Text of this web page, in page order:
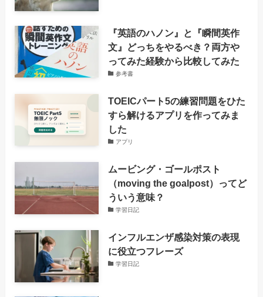
『英語のハノン』と『瞬間英作
文』どっちをやるべき？両方や
ってみた経験から比較してみた
参考書
TOEICパート5の練習問題をひた
すら解けるアプリを作ってみま
した
アプリ
ムービング・ゴールポスト
（moving the goalpost）ってど
ういう意味？
学習日記
インフルエンザ感染対策の表現
に役立つフレーズ
学習日記